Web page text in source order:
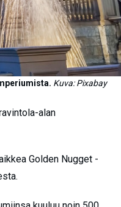
Kuva: Pixabay
alan
Golden Nugget -